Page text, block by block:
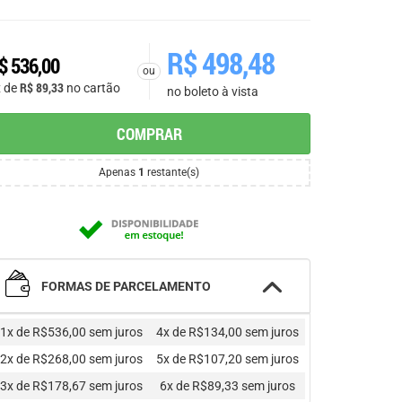
536,00
deR$89,33 no cartão
ou R$498,48
no boleto à vista
COMPRAR
Apenas 1 restante(s)
FORMAS DE PARCELAMENTO
1x de R$536,00 sem juros
2x de R$268,00 sem juros
3x de R$178,67sem juros
4x de R$134,00 sem juros
5x de R$107,20 sem juros
6x de R$89,33 sem juros